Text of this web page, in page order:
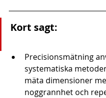
Kort sagt:
Precisionsmätning
systematiska
mäta dimensioner
noggrannhet och